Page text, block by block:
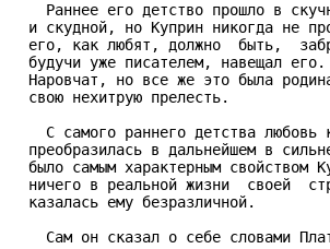
Раннее его детство прошло в
и скудной, но Куприн никогда не
его, как любят, должно  быть,
будучи уже писателем, навещал
Наровчат, но все же это была
  свою нехитрую прелесть.
С самого раннего детства любовь
преобразилась в дальнейшем в
было самым характерным свойством
ничего в реальной жизни  своей
  казалась ему безразличной.
Сам он сказал о себе словами